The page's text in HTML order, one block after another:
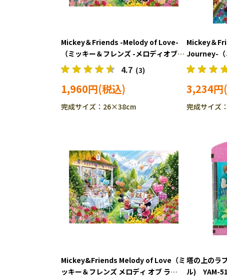
Mickey＆Friends -Melody of Love-
（ミッキー＆フレンズ -メロディオブラ
ブ-） (ミッキー＆フレンズ) 300ピー
ス ジグソーパズル EPO-73-410s
4.7 (3)
1,960円
完成サイズ：26×38cm
Mickey＆
Journey-（
ネツィアン
＆フレン
ズル EPO-
3,234円
完成サイズ
Mickey&Friends Melody of Love（ミ
ッキー＆フレンズ メロディ オブ ラ
塔の上のラ
ル) YAM-